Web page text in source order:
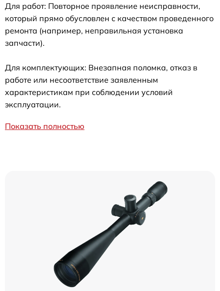
Для работ: Повторное проявление неисправности,
который прямо обусловлен с качеством проведенного
ремонта (например, неправильная установка
запчасти).
Для комплектующих: Внезапная поломка, отказ в
работе или несоответствие заявленным
характеристикам при соблюдении условий
эксплуатации.
Показать полностью